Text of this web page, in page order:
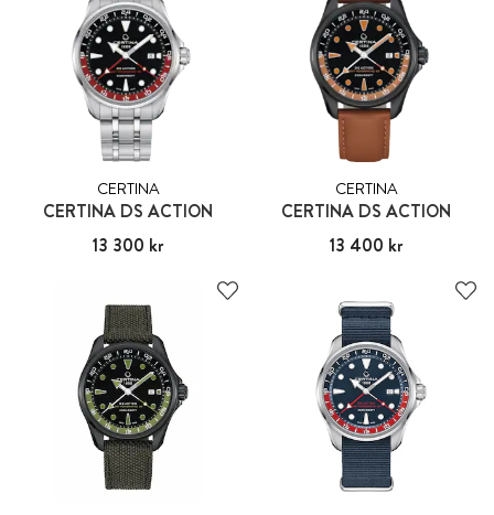
CERTINA
CERTINA DS ACTION
Pris: 13 300 kr
13 300 kr
CERTINA
CERTINA DS ACTION
Pris: 13 400 kr
13 400 kr